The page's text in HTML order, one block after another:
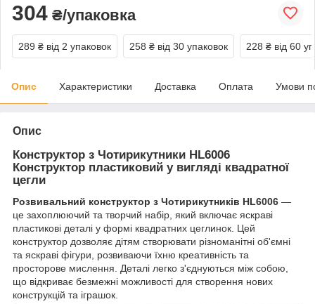
304 ₴/упаковка
289 ₴ від 2 упаковок 258 ₴ від 30 упаковок 228 ₴ від 60
Опис Характеристики Доставка Оплата Умови
Опис
Конструктор з Чотирикутники HL6006
Конструктор пластиковий у вигляді квадратної
цегли
Розвивальний конструктор з Чотирикутників HL6006 —
це захоплюючий та творчий набір, який включає яскраві
пластикові деталі у формі квадратних цеглинок. Цей
конструктор дозволяє дітям створювати різноманітні об'ємні
та яскраві фігури, розвиваючи їхню креативність та
просторове мислення. Деталі легко з'єднуються між собою,
що відкриває безмежні можливості для створення нових
конструкцій та іграшок.